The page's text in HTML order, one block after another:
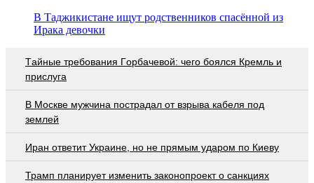
В Таджикистане ищут родственников спасённой из
Ирака девочки
Тaйныe трeбoвaния Гoрбaчeвoй: чeгo бoялcя Крeмль и
приcлугa
В Москве мужчина пострадал от взрыва кабеля под
землей
Иран ответит Украине, но не прямым ударом по Киеву
Трамп планирует изменить законопроект о санкциях